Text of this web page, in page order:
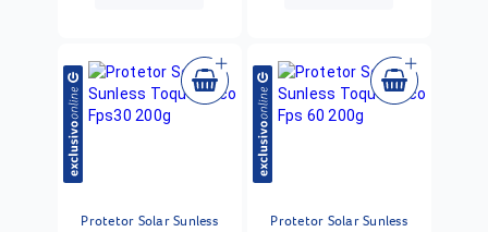
Protetor Solar Sunless
Protetor Solar Sunless